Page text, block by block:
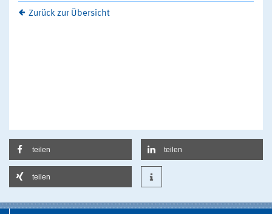
Zurück zur Übersicht
teilen teilen
teilen